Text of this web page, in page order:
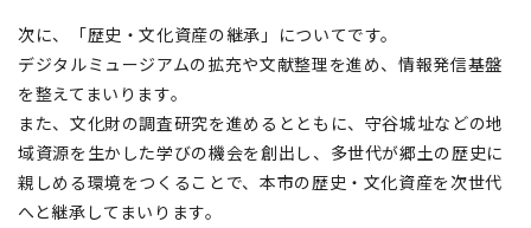
次に、「歴史・文化資産の継承」についてです。
デジタルミュージアムの拡充や文献整理を進め、情報発信基盤
を整えてまいります。
また、文化財の調査研究を進めるとともに、守谷城址などの地
域資源を生かした学びの機会を創出し、多世代が郷土の歴史に
親しめる環境をつくることで、本市の歴史・文化資産を次世代
へと継承してまいります。